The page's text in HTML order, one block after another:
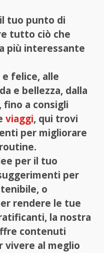
tuo punto di
tutto ciò che
più interessante
e felice, alle
e bellezza, dalla
, fino a consigli
viaggi, qui trovi
per migliorare
per il tuo
per
o
rendere le tue
la nostra
contenuti
vivere al meglio